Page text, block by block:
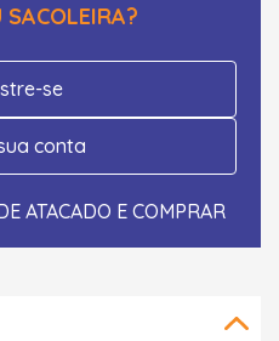
se
conta
ATACADO E COMPRAR